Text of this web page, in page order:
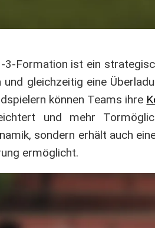
Formation ist ein
gleichzeitig eine
können Teams ihre
und mehr
sondern erhält auch
ermöglicht.